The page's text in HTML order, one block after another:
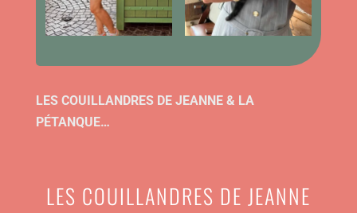
LES COUILLANDRES DE JEANNE & LA
PÉTANQUE…
LES COUILLANDRES DE JEANNE